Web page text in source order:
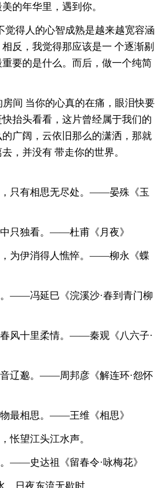
的年华里，遇到你。
觉得人的心智成熟是越来越宽容涵
反，我觉得那应该是一 个逐渐剔
要的是什么。而后，做一个纯简
间 当你的心真的在痛，眼泪快要
抬头看看，这片曾经属于我们的
广阔，云依旧那么的潇洒，那就
，并没有 带走你的世界。
只有相思无尽处。——晏殊《玉
只独看。——杜甫《月夜》
为伊消得人憔悴。——柳永《蝶
——冯延巳《浣溪沙·春到青门柳
风十里柔情。——秦观《八六子·
辽邈。——周邦彦《解连环·怨怀
最相思。——王维《相思》
怅望江头江水声。
——史达祖《留春令·咏梅花》